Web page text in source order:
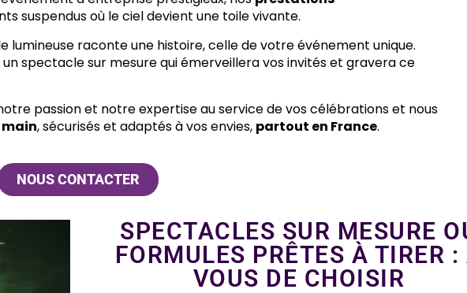
suspendus où le ciel devient une toile vivante.
lumineuse raconte une histoire, celle de votre événement unique.
spectacle sur mesure qui émerveillera vos invités et gravera ce
passion et notre expertise au service de vos célébrations et nous
main, sécurisés et adaptés à vos envies, partout en France.
NOUS CONTACTER
SPECTACLES SUR MESURE
FORMULES PRÊTES À TIRER :
VOUS DE CHOISIR